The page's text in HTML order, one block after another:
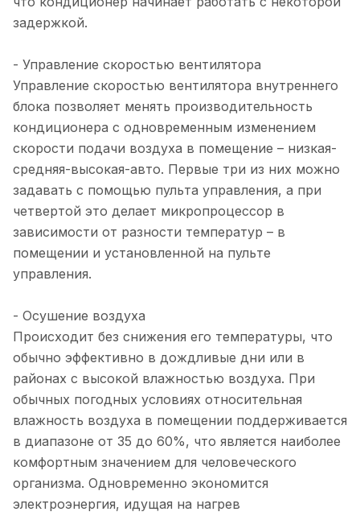
задержкой.
- Управление скоростью вентилятора
Управление скоростью вентилятора внутреннего
блока позволяет менять производительность
кондиционера с одновременным изменением
скорости подачи воздуха в помещение – низкая-
средняя-высокая-авто. Первые три из них можно
задавать с помощью пульта управления, а при
четвертой это делает микропроцессор в
зависимости от разности температур – в
помещении и установленной на пульте
управления.
- Осушение воздуха
Происходит без снижения его температуры, что
обычно эффективно в дождливые дни или в
районах с высокой влажностью воздуха. При
обычных погодных условиях относительная
влажность воздуха в помещении поддерживается
в диапазоне от 35 до 60%, что является наиболее
комфортным значением для человеческого
организма. Одновременно экономится
электроэнергия, идущая на нагрев